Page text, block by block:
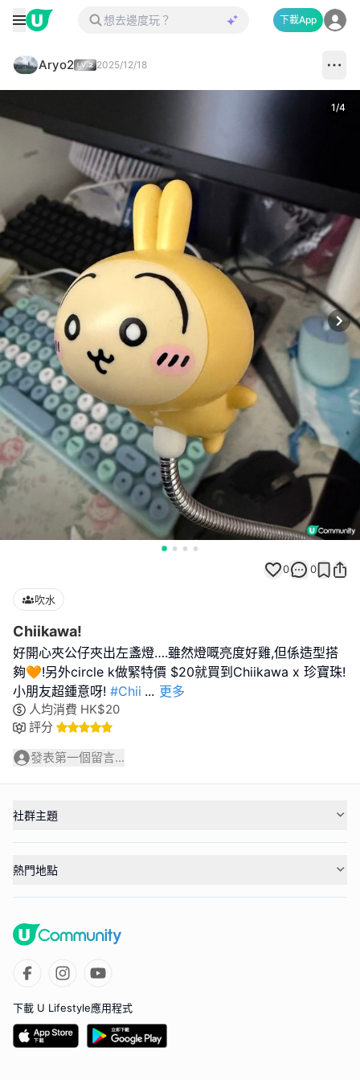
下載App
Aryo2 2025/12/18
1/4
0 0
吹水
Chiikawa!
好開心夾公仔夾出左盞燈….雖然燈嘅亮度好雞,但係造型搭
夠🧡!另外circle k做緊特價 $20就買到Chiikawa x 珍寶珠!
小朋友超鍾意呀! #Chii ... 更多
人均消費 HK$20
評分
發表第一個留言...
社群主題
熱門地點
下載 U Lifestyle應用程式